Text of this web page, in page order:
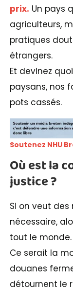
prix. Un pays
agriculteurs,
pratiques
étrangers.
Et devinez
paysans, nos
pots cassés.
Soutenez NHU
Où est la
justice ?
Si on veut des
nécessaire,
tout le monde.
Ce serait la
douanes
détournent le